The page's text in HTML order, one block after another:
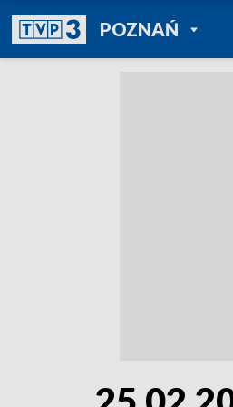
POZNAŃPOWRÓT DO
TVP REGIONY